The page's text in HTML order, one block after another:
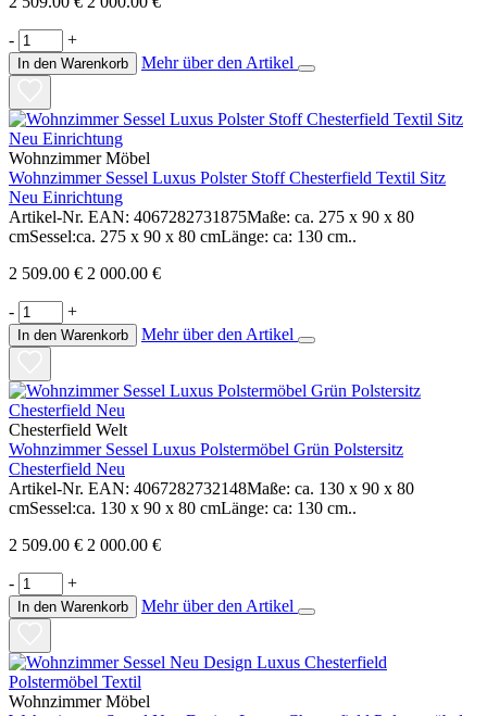
- +
In den Warenkorb Mehr über den Artikel
Wohnzimmer Möbel
Wohnzimmer Sessel Luxus Polster Stoff Chesterfield Textil Sitz
Neu Einrichtung
Artikel-Nr. EAN: 4067282731875Maße: ca. 275 x 90 x 80
cmSessel:ca. 275 x 90 x 80 cmLänge: ca: 130 cm..
2 509.00 € 2 000.00 €
- +
In den Warenkorb Mehr über den Artikel
Chesterfield Welt
Wohnzimmer Sessel Luxus Polstermöbel Grün Polstersitz
Chesterfield Neu
Artikel-Nr. EAN: 4067282732148Maße: ca. 130 x 90 x 80
cmSessel:ca. 130 x 90 x 80 cmLänge: ca: 130 cm..
2 509.00 € 2 000.00 €
- +
In den Warenkorb Mehr über den Artikel
Wohnzimmer Möbel